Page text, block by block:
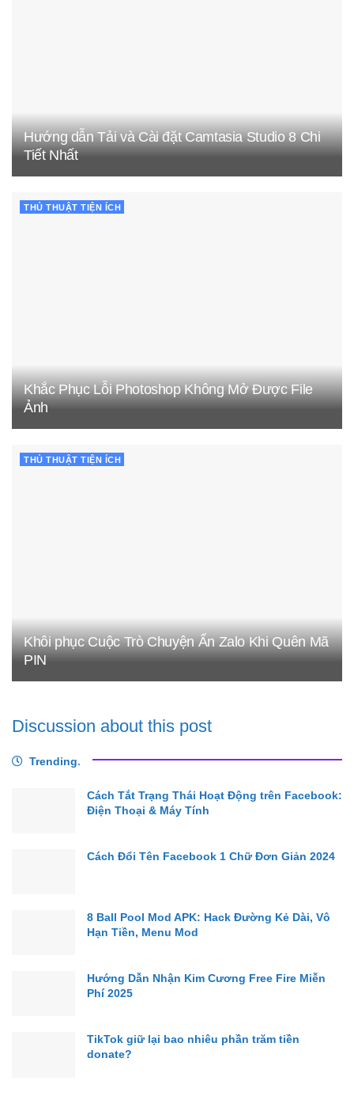
Hướng dẫn Tải và Cài đặt Camtasia Studio 8 Chi
Tiết Nhất
THỦ THUẬT TIỆN ÍCH
Khắc Phục Lỗi Photoshop Không Mở Được File
Ảnh
THỦ THUẬT TIỆN ÍCH
Khôi phục Cuộc Trò Chuyện Ẩn Zalo Khi Quên Mã
PIN
Discussion about this post
Trending.
Cách Tắt Trạng Thái Hoạt Động trên Facebook:
Điện Thoại & Máy Tính
Cách Đổi Tên Facebook 1 Chữ Đơn Giản 2024
8 Ball Pool Mod APK: Hack Đường Kẻ Dài, Vô
Hạn Tiền, Menu Mod
Hướng Dẫn Nhận Kim Cương Free Fire Miễn
Phí 2025
TikTok giữ lại bao nhiêu phần trăm tiền
donate?